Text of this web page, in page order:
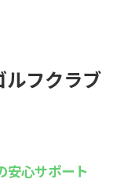
フクラブ
安心サポート